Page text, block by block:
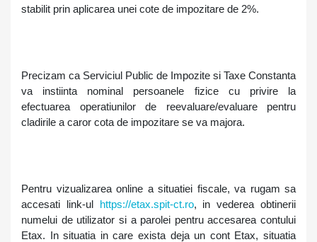
stabilit prin aplicarea unei cote de impozitare de 2%.
Precizam ca Serviciul Public de Impozite si Taxe Constanta
va instiinta nominal persoanele fizice cu privire la
efectuarea operatiunilor de reevaluare/evaluare pentru
cladirile a caror cota de impozitare se va majora.
Pentru vizualizarea online a situatiei fiscale, va rugam sa
accesati link-ul
https://etax.spit-ct.ro, in vederea obtinerii
numelui de utilizator si a parolei pentru accesarea contului
Etax. In situatia in care exista deja un cont Etax, situatia